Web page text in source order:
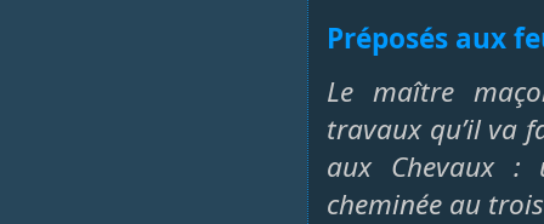
Préposés aux
Le maître
travaux qu’il va
aux Chevaux :
cheminée au